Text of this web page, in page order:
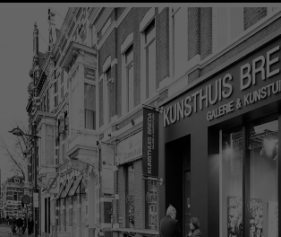
Amstelveenseweg 135
1075 VX Amsterdam
+31 (0)20 2332546
info@kunsthuisamsterdam.nl
Lees meer